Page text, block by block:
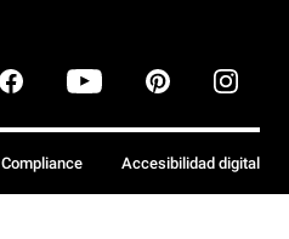
Compliance Accesibilidad digital